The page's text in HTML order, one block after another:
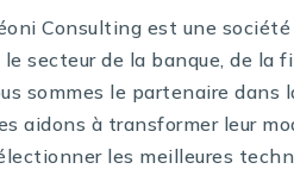
Consulting est une
secteur de la banque, de la
sommes le partenaire
aidons à transformer leur
les meilleures